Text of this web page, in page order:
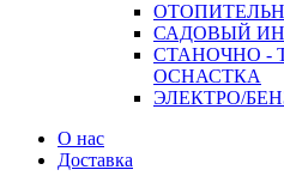
САДОВЫЙ
СТАНОЧНО -
ОСНАСТКА
ЭЛЕКТРО/
О нас
Доставка